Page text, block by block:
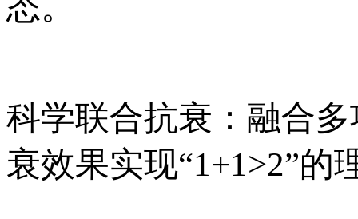
科学联合抗衰：融合
衰效果实现“1+1>2”的